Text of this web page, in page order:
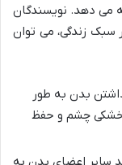
می دهد. نویسندگان
سبک زندگی، می توان
بدن به طور
خشکی چشم و حفظ
سایر اعضای بدن به